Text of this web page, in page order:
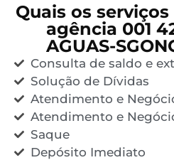
Quais os
agência 001
AGUAS-
Consulta de saldo e
Solução de Dívidas
Atendimento e
Atendimento e
Saque
Depósito Imediato